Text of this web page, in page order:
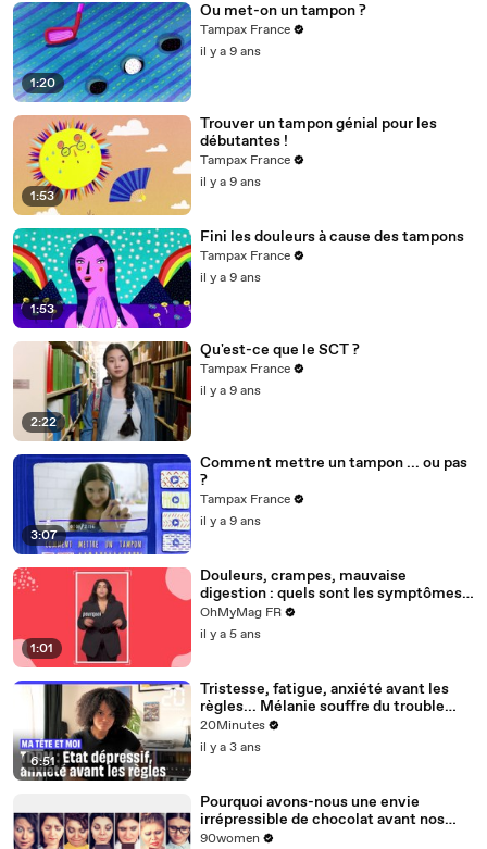
1:20
Ou met-on un tampon ?
Tampax France
il y a 9 ans
1:53
Trouver un tampon génial pour les
débutantes !
Tampax France
il y a 9 ans
1:53
Fini les douleurs à cause des tampons
Tampax France
il y a 9 ans
2:22
Qu'est-ce que le SCT ?
Tampax France
il y a 9 ans
3:07
Comment mettre un tampon ... ou pas
?
Tampax France
il y a 9 ans
1:01
Douleurs, crampes, mauvaise
digestion : quels sont les symptômes
des règles les plus courants chez les
femmes ?
OhMyMag FR
il y a 5 ans
6:51
Tristesse, fatigue, anxiété avant les
règles... Mélanie souffre du trouble
dysphorique prémenstruel
20Minutes
il y a 3 ans
Pourquoi avons-nous une envie
irrépressible de chocolat avant nos
règles ?
90women